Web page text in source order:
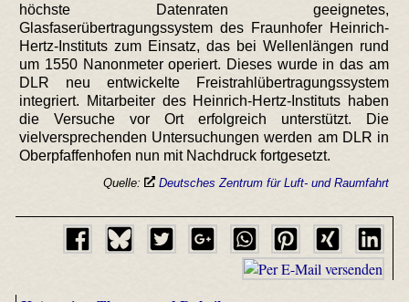
höchste Datenraten geeignetes,
Glasfaserübertragungssystem des Fraunhofer Heinrich-
Hertz-Instituts zum Einsatz, das bei Wellenlängen rund
um 1550 Nanonmeter operiert. Dieses wurde in das am
DLR neu entwickelte Freistrahlübertragungssystem
integriert. Mitarbeiter des Heinrich-Hertz-Instituts haben
die Versuche vor Ort erfolgreich unterstützt. Die
vielversprechenden Untersuchungen werden am DLR in
Oberpfaffenhofen nun mit Nachdruck fortgesetzt.
Quelle: Deutsches Zentrum für Luft- und Raumfahrt